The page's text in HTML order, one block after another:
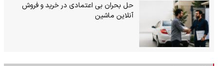
حل بحران بی‌ اعتمادی در خرید و فروش
آنلاین ماشین